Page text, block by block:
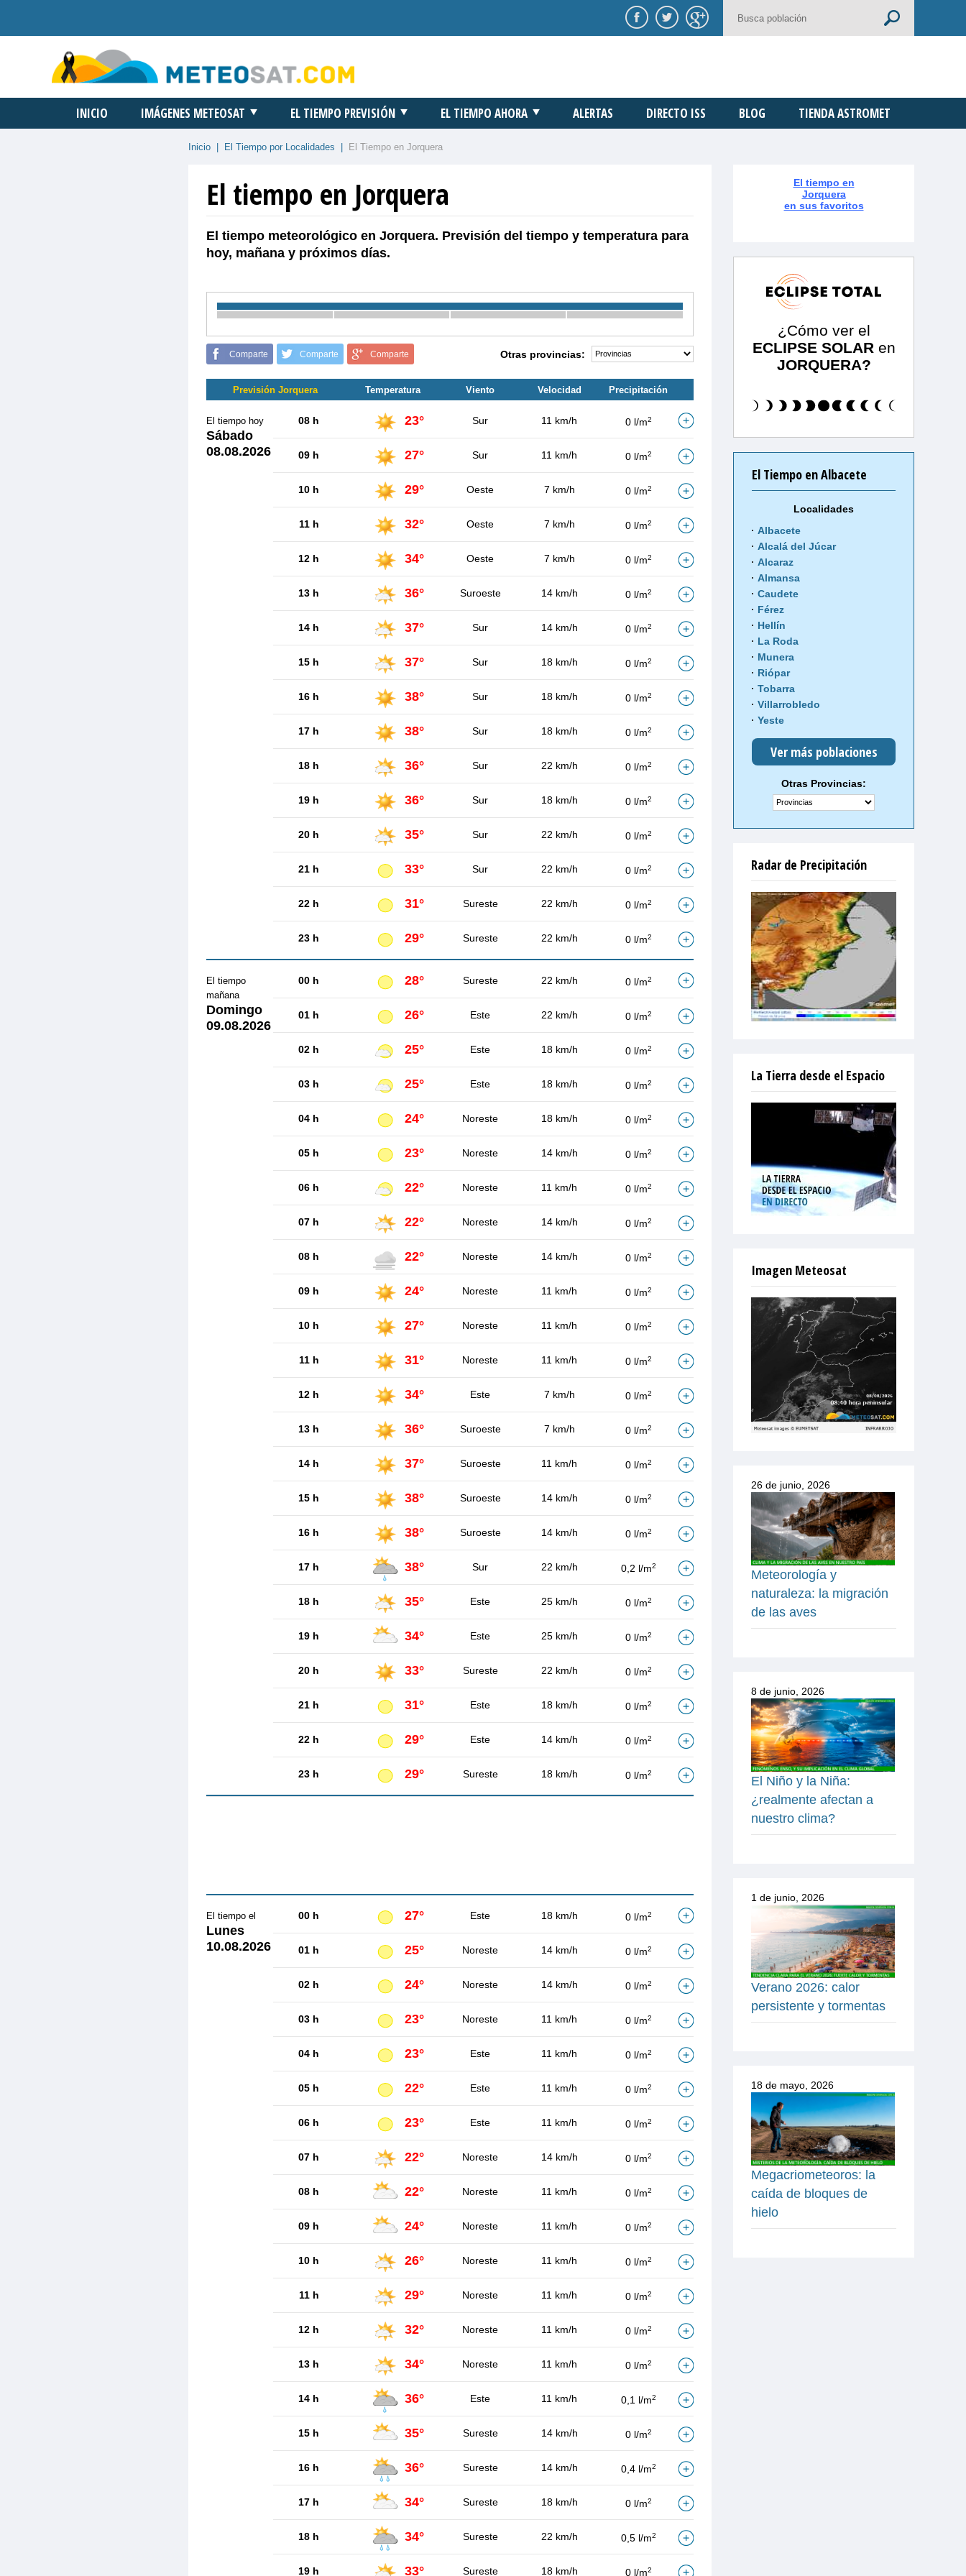
INICIO IMÁGENES METEOSAT EL TIEMPO PREVISIÓN EL TIEMPO AHORA ALERTAS DIRECTO ISS BLOG TIENDA ASTROMET
Inicio El Tiempo por Localidades El Tiempo en Jorquera
El tiempo en Jorquera
El tiempo meteorológico en Jorquera. Previsión del tiempo y temperatura para
hoy, mañana y próximos días.
Comparte Comparte Comparte Otras provincias:
Previsión Jorquera Temperatura Viento Velocidad Precipitación
El tiempo hoy
Sábado
08.08.2026
08 h 23° Sur 11 km/h 0 l/m2
09 h 27° Sur 11 km/h 0 l/m2
10 h 29° Oeste 7 km/h 0 l/m2
11 h 32° Oeste 7 km/h 0 l/m2
12 h 34° Oeste 7 km/h 0 l/m2
13 h 36° Suroeste 14 km/h 0 l/m2
14 h 37° Sur 14 km/h 0 l/m2
15 h 37° Sur 18 km/h 0 l/m2
16 h 38° Sur 18 km/h 0 l/m2
17 h 38° Sur 18 km/h 0 l/m2
18 h 36° Sur 22 km/h 0 l/m2
19 h 36° Sur 18 km/h 0 l/m2
20 h 35° Sur 22 km/h 0 l/m2
21 h 33° Sur 22 km/h 0 l/m2
22 h 31° Sureste 22 km/h 0 l/m2
23 h 29° Sureste 22 km/h 0 l/m2
El tiempo
mañana
Domingo
09.08.2026
00 h 28° Sureste 22 km/h 0 l/m2
01 h 26° Este 22 km/h 0 l/m2
02 h 25° Este 18 km/h 0 l/m2
03 h 25° Este 18 km/h 0 l/m2
04 h 24° Noreste 18 km/h 0 l/m2
05 h 23° Noreste 14 km/h 0 l/m2
06 h 22° Noreste 11 km/h 0 l/m2
07 h 22° Noreste 14 km/h 0 l/m2
08 h 22° Noreste 14 km/h 0 l/m2
09 h 24° Noreste 11 km/h 0 l/m2
10 h 27° Noreste 11 km/h 0 l/m2
11 h 31° Noreste 11 km/h 0 l/m2
12 h 34° Este 7 km/h 0 l/m2
13 h 36° Suroeste 7 km/h 0 l/m2
14 h 37° Suroeste 11 km/h 0 l/m2
15 h 38° Suroeste 14 km/h 0 l/m2
16 h 38° Suroeste 14 km/h 0 l/m2
17 h 38° Sur 22 km/h 0,2 l/m2
18 h 35° Este 25 km/h 0 l/m2
19 h 34° Este 25 km/h 0 l/m2
20 h 33° Sureste 22 km/h 0 l/m2
21 h 31° Este 18 km/h 0 l/m2
22 h 29° Este 14 km/h 0 l/m2
23 h 29° Sureste 18 km/h 0 l/m2
El tiempo el
Lunes
10.08.2026
00 h 27° Este 18 km/h 0 l/m2
01 h 25° Noreste 14 km/h 0 l/m2
02 h 24° Noreste 14 km/h 0 l/m2
03 h 23° Noreste 11 km/h 0 l/m2
04 h 23° Este 11 km/h 0 l/m2
05 h 22° Este 11 km/h 0 l/m2
06 h 23° Este 11 km/h 0 l/m2
07 h 22° Noreste 14 km/h 0 l/m2
08 h 22° Noreste 11 km/h 0 l/m2
09 h 24° Noreste 11 km/h 0 l/m2
10 h 26° Noreste 11 km/h 0 l/m2
11 h 29° Noreste 11 km/h 0 l/m2
12 h 32° Noreste 11 km/h 0 l/m2
13 h 34° Noreste 11 km/h 0 l/m2
14 h 36° Este 11 km/h 0,1 l/m2
15 h 35° Sureste 14 km/h 0 l/m2
16 h 36° Sureste 14 km/h 0,4 l/m2
17 h 34° Sureste 18 km/h 0 l/m2
18 h 34° Sureste 22 km/h 0,5 l/m2
19 h 33° Sureste 18 km/h 0 l/m2
El tiempo en
Jorquera
en sus favoritos
¿Cómo ver el
ECLIPSE SOLAR en
JORQUERA?
El Tiempo en Albacete
Localidades
Albacete
Alcalá del Júcar
Alcaraz
Almansa
Caudete
Férez
Hellín
La Roda
Munera
Riópar
Tobarra
Villarrobledo
Yeste
Ver más poblaciones
Otras Provincias:
Radar de Precipitación
La Tierra desde el Espacio
Imagen Meteosat
26 de junio, 2026
Meteorología y
naturaleza: la migración
de las aves
8 de junio, 2026
El Niño y la Niña:
¿realmente afectan a
nuestro clima?
1 de junio, 2026
Verano 2026: calor
persistente y tormentas
18 de mayo, 2026
Megacriometeoros: la
caída de bloques de
hielo